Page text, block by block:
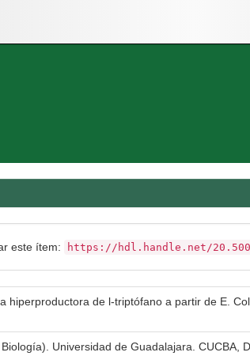
este ítem: https://hdl.handle.net/
hiperproductora de l-triptófano a partir de E.
Universidad de Guadalajara. CUCBA,